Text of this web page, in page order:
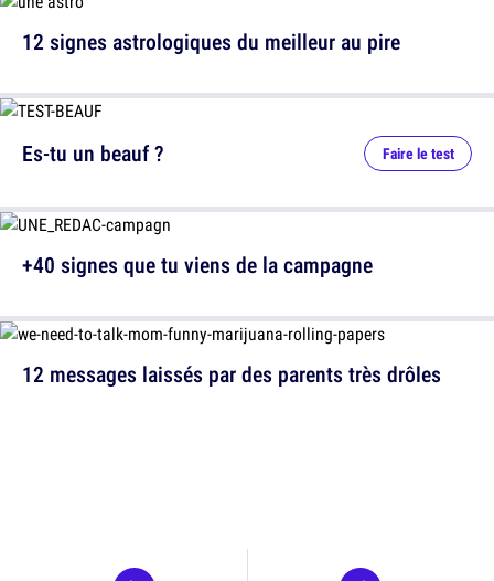
12 signes astrologiques du meilleur au pire
12 messages laissés par des parents très drôles
Es-tu un beauf ? Faire le test
+40 signes que tu viens de la campagne